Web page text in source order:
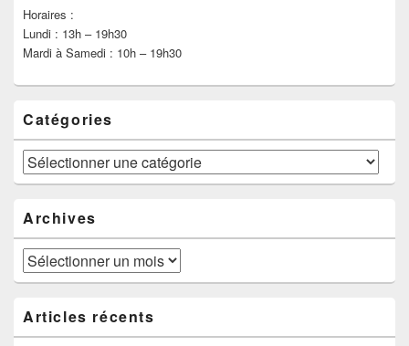
Horaires :
Lundi : 13h – 19h30
Mardi à Samedi : 10h – 19h30
Catégories
Catégories
Archives
Archives
Articles récents